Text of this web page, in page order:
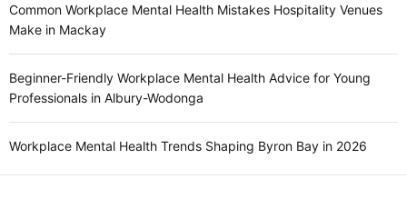
Common Workplace Mental Health Mistakes Hospitality Venues
Make in Mackay
Beginner-Friendly Workplace Mental Health Advice for Young
Professionals in Albury-Wodonga
Workplace Mental Health Trends Shaping Byron Bay in 2026